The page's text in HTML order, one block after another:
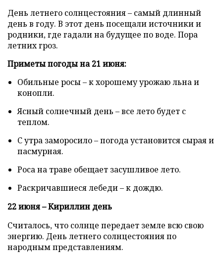
День летнего солнцестояния – самый длинный
день в году. В этот день посещали источники и
родники, где гадали на будущее по воде. Пора
летних гроз.
Приметы погоды на 21 июня:
Обильные росы – к хорошему урожаю льна и
конопли.
Ясный солнечный день – все лето будет с
теплом.
С утра заморосило – погода установится сырая и
пасмурная.
Роса на траве обещает засушливое лето.
Раскричавшиеся лебеди – к дождю.
22 июня – Кириллин день
Считалось, что солнце передает земле всю свою
энергию. День летнего солнцестояния по
народным представлениям.